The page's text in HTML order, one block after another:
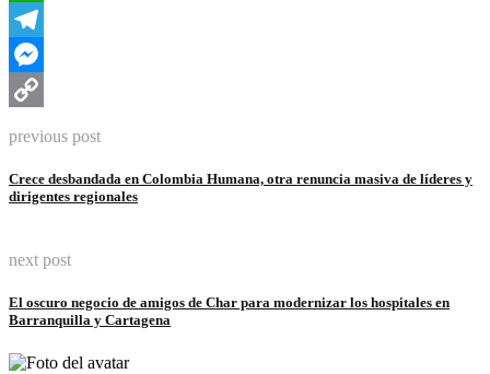
WhatsApp
Telegram
Messenger
previous post
Crece desbandada en Colombia Humana, otra renuncia masiva de líderes y
dirigentes regionales
next post
El oscuro negocio de amigos de Char para modernizar los hospitales en
Barranquilla y Cartagena